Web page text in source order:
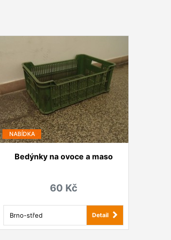
NABÍDKA
Bedýnky na ovoce a maso
60 Kč
Brno-střed Detail